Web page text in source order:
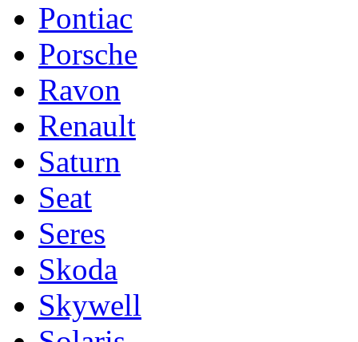
Pontiac
Porsche
Ravon
Renault
Saturn
Seat
Seres
Skoda
Skywell